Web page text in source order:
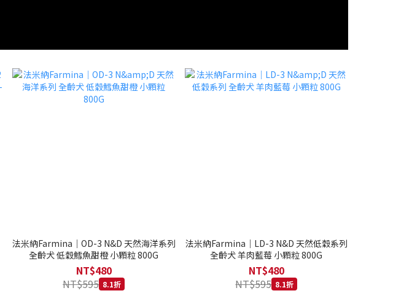
法米納Farmina｜OD-3 N&D 天然海洋系列
全齡犬 低穀鱈魚甜橙 小顆粒 800G
NT$480
NT$595 8.1折
法米納Farmina｜LD-3 N&D 天然低穀系列
全齡犬 羊肉藍莓 小顆粒 800G
NT$480
NT$595 8.1折